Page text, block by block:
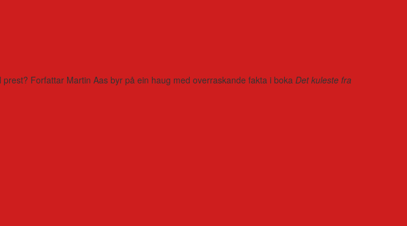
Forfattar Martin Aas byr på ein haug med overraskande fakta i boka Det kuleste fra